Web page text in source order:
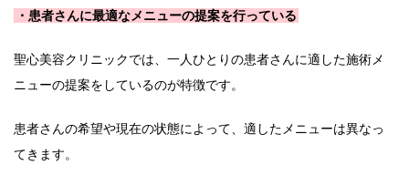
・患者さんに最適なメニューの提案を行っている
聖心美容クリニックでは、一人ひとりの患者さんに適した施術メ
ニューの提案をしているのが特徴です。
患者さんの希望や現在の状態によって、適したメニューは異なっ
てきます。